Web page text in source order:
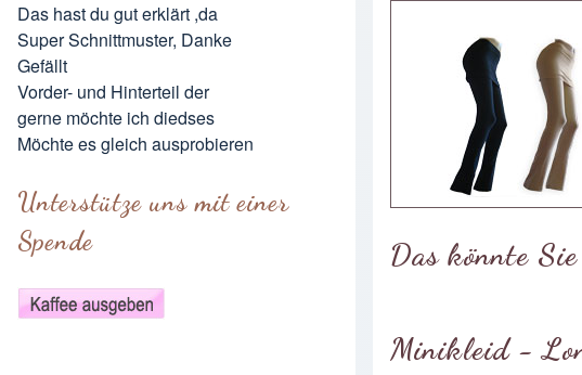
Das hast du gut erklärt ,da
Super Schnittmuster, Danke
Gefällt
Vorder- und Hinterteil der
gerne möchte ich diedses
Möchte es gleich ausprobieren
Unterstütze uns mit einer
Spende
Das könnte
Minikleid -